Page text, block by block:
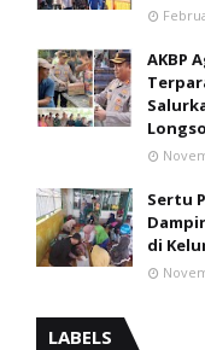
AKBP
Sertu
di
LABELS